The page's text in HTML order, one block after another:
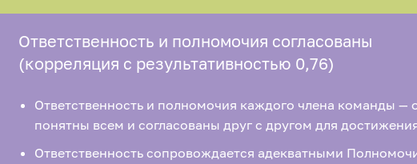
Ответственность и полномочия согласованы
(корреляция с результативностью 0,76)
Ответственность и полномочия каждого члена команды —
понятны всем и согласованы друг с другом для
Ответственность сопровождается адекватными